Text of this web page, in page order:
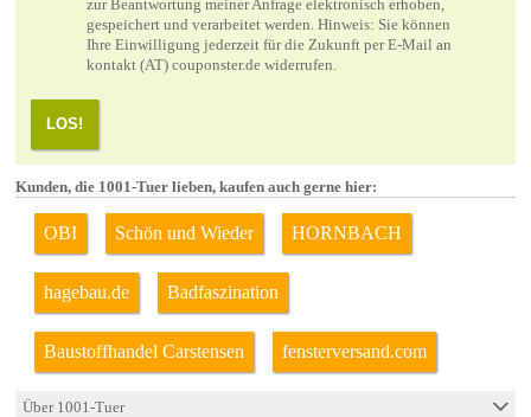
zur Beantwortung meiner Anfrage elektronisch erhoben,
gespeichert und verarbeitet werden. Hinweis: Sie können
Ihre Einwilligung jederzeit für die Zukunft per E-Mail an
kontakt (AT) couponster.de widerrufen.
LOS!
Kunden, die 1001-Tuer lieben, kaufen auch gerne hier:
OBI Schön und Wieder HORNBACH
hagebau.de Badfaszination
Baustoffhandel Carstensen fensterversand.com
Über 1001-Tuer